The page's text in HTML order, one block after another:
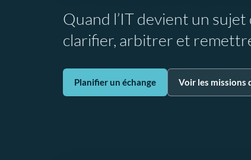
Quand l’IT devient un
clarifier, arbitrer et
Planifier un échange Voir les missions